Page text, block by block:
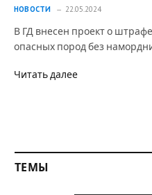
НОВОСТИ 22.05.2024
В ГД внесен проект о
опасных пород без
Читать далее
ТЕМЫ